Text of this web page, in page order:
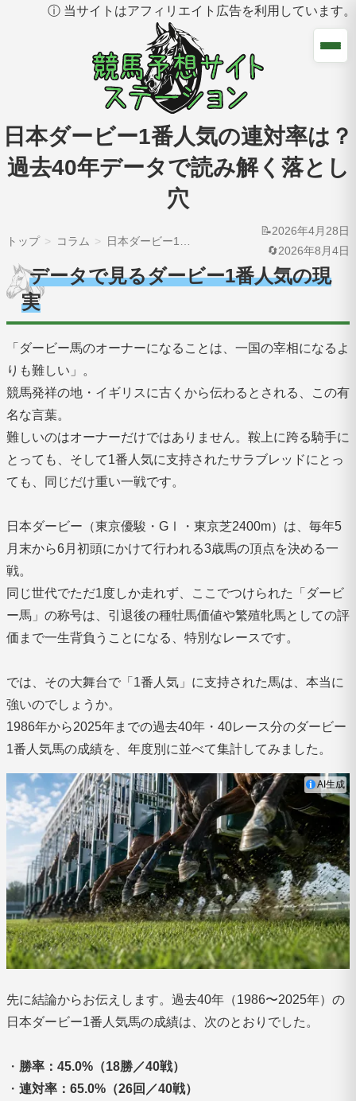
ⓘ 当サイトはアフィリエイト広告を利用しています。
日本ダービー1番人気の連対率は？
過去40年データで読み解く落とし
穴
トップ コラム 日本ダービー1番人気の連対率は？過去40年データで読み解く落とし穴
📝2026年4月28日
🔄2026年8月4日
データで見るダービー1番人気の現
実
「ダービー馬のオーナーになることは、一国の宰相になるよ
りも難しい」。
競馬発祥の地・イギリスに古くから伝わるとされる、この有
名な言葉。
難しいのはオーナーだけではありません。鞍上に跨る騎手に
とっても、そして1番人気に支持されたサラブレッドにとっ
ても、同じだけ重い一戦です。
日本ダービー（東京優駿・GⅠ・東京芝2400m）は、毎年5
月末から6月初頭にかけて行われる3歳馬の頂点を決める一
戦。
同じ世代でただ1度しか走れず、ここでつけられた「ダービ
ー馬」の称号は、引退後の種牡馬価値や繁殖牝馬としての評
価まで一生背負うことになる、特別なレースです。
では、その大舞台で「1番人気」に支持された馬は、本当に
強いのでしょうか。
1986年から2025年までの過去40年・40レース分のダービー
1番人気馬の成績を、年度別に並べて集計してみました。
AI生成
先に結論からお伝えします。過去40年（1986〜2025年）の
日本ダービー1番人気馬の成績は、次のとおりでした。
・ 勝率：45.0%（18勝／40戦）
・ 連対率：65.0%（26回／40戦）